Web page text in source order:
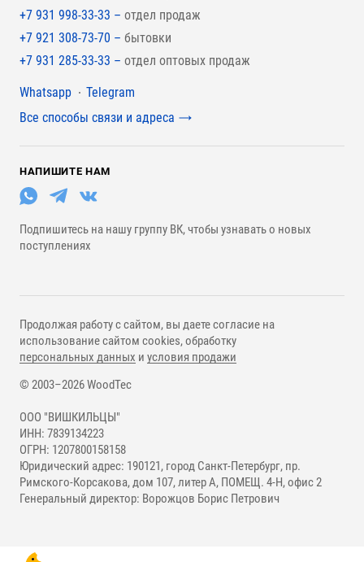
+7 931 998-33-33 – отдел продаж
+7 921 308-73-70 – бытовки
+7 931 285-33-33 – отдел оптовых продаж
Мессенджеры
Whatsapp
Telegram
Все способы связи и адреса
НАПИШИТЕ НАМ
Подпишитесь на нашу группу ВК, чтобы узнавать о новых
поступлениях
© 2003–2026 WoodTec
ООО "ВИШКИЛЬЦЫ"
ИНН: 7839134223
ОГРН: 1207800158158
Юридический адрес: 190121, город Санкт-Петербург, пр.
Римского-Корсакова, дом 107, литер А, ПОМЕЩ. 4-Н, офис 2
Генеральный директор: Ворожцов Борис Петрович
Продолжая работу с сайтом, вы даете согласие на
использование сайтом cookies, обработку
персональных данных и условия продажи